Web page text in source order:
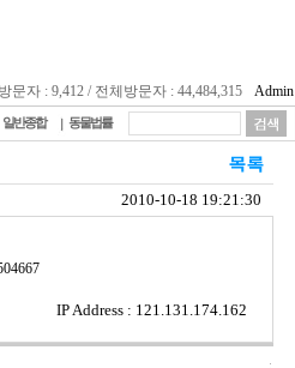
문자 : 9,412 / 전체방문자 : 44,484,315 Admin
일반종합 동물법률
2010-10-18 19:21:30
IP Address : 121.131.174.162